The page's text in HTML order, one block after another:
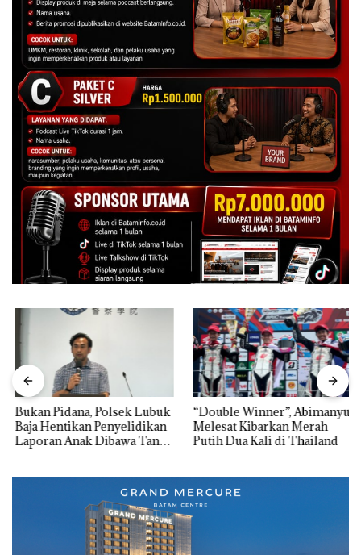
Bukan Pidana, Polsek Lubuk
Baja Hentikan Penyelidikan
Laporan Anak Dibawa Tanpa
“Double Winner”, Abimanyu
Melesat Kibarkan Merah
Putih Dua Kali di Thailand